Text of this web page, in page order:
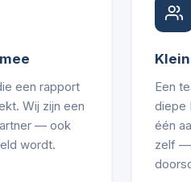
een rapport
Wij zijn een
— ook
wordt.
Een
diepe
één
zelf —